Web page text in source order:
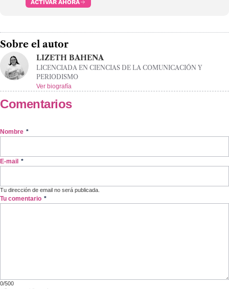
ACTIVAR AHORA
Sobre el autor
LIZETH BAHENA
LICENCIADA EN CIENCIAS DE LA COMUNICACIÓN Y
PERIODISMO
Ver biografía
Comentarios
Nombre *
E-mail *
Tu dirección de email no será publicada.
Tu comentario *
0/500